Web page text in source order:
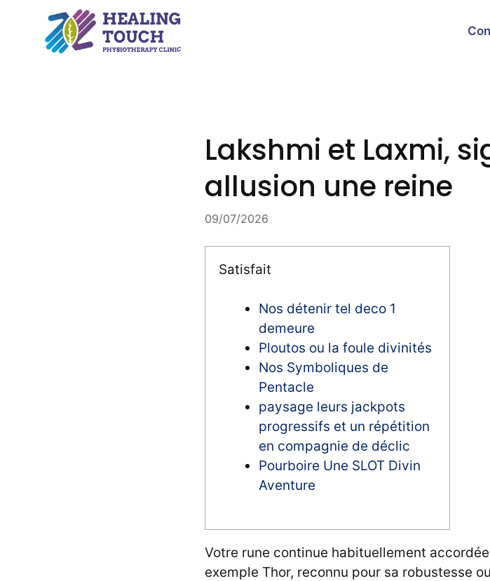
content
Lakshmi et Laxmi,
allusion une reine
09/07/2026
Satisfait
Nos détenir tel deco 1
demeure
Ploutos ou la foule divinités
Nos Symboliques de
Pentacle
paysage leurs jackpots
progressifs et un répétition
en compagnie de déclic
Pourboire Une SLOT Divin
Aventure
Votre rune continue habituellement
exemple Thor, reconnu pour sa robustesse